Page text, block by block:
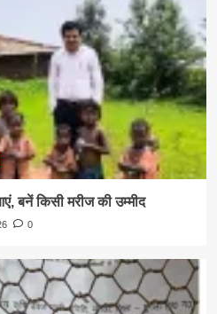
बनें किसी मरीज की उम्मीद
0